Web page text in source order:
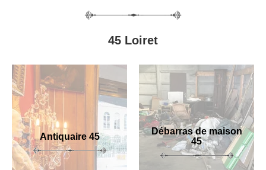
45 Loiret
Antiquaire 45
Débarras de maison
45